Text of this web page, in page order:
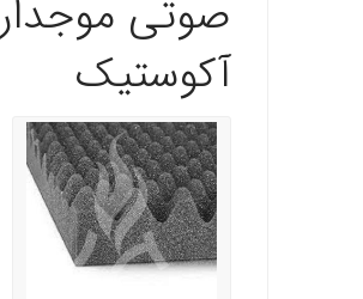
صوتی موجدار
آکوستیک